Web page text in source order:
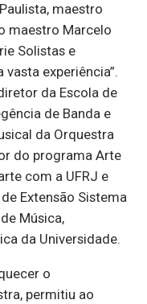
maestro
maestro Marcelo
Solistas e
experiência”.
da Escola de
de Banda e
da Orquestra
do programa Arte
com a UFRJ e
Extensão Sistema
Música,
da Universidade.
o
permitiu ao